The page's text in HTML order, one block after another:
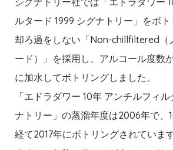
ルタード 1999 シグナトリー」をボ
却ろ過をしない「Non-chillfiltered（
ード）」を採用し、アルコール度数
に加水してボトリングしました。
「エドラダワー 10年 アンチルフィ
ナトリー」の蒸溜年度は2006年で、
経て2017年にボトリングされています